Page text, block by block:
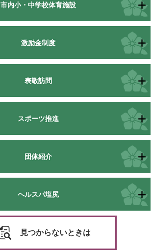
市内小・中学校体育施設
激励金制度
表敬訪問
スポーツ推進
団体紹介
ヘルスパ塩尻
見つからないときは